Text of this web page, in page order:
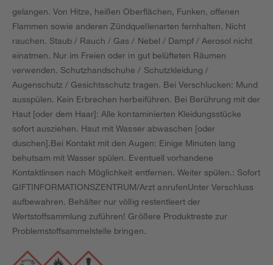
gelangen. Von Hitze, heißen Oberflächen, Funken, offenen
Flammen sowie anderen Zündquellenarten fernhalten. Nicht
rauchen. Staub / Rauch / Gas / Nebel / Dampf / Aerosol nicht
einatmen. Nur im Freien oder in gut belüfteten Räumen
verwenden. Schutzhandschuhe / Schutzkleidung /
Augenschutz / Gesichtsschutz tragen. Bei Verschlucken: Mund
ausspülen. Kein Erbrechen herbeiführen. Bei Berührung mit der
Haut [oder dem Haar]: Alle kontaminierten Kleidungsstücke
sofort ausziehen. Haut mit Wasser abwaschen [oder
duschen].Bei Kontakt mit den Augen: Einige Minuten lang
behutsam mit Wasser spülen. Eventuell vorhandene
Kontaktlinsen nach Möglichkeit entfernen. Weiter spülen.: Sofort
GIFTINFORMATIONSZENTRUM/Arzt anrufenUnter Verschluss
aufbewahren. Behälter nur völlig restentleert der
Wertstoffsammlung zuführen! Größere Produktreste zur
Problemstoffsammelstelle bringen.